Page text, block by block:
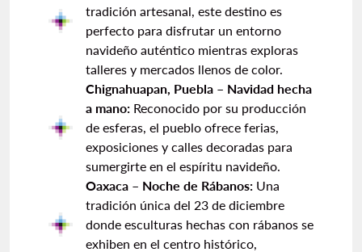
tradición artesanal, este destino es
perfecto para disfrutar un entorno
navideño auténtico mientras exploras
talleres y mercados llenos de color.
Chignahuapan, Puebla – Navidad hecha
a mano: Reconocido por su producción
de esferas, el pueblo ofrece ferias,
exposiciones y calles decoradas para
sumergirte en el espíritu navideño.
Oaxaca – Noche de Rábanos: Una
tradición única del 23 de diciembre
donde esculturas hechas con rábanos se
exhiben en el centro histórico,